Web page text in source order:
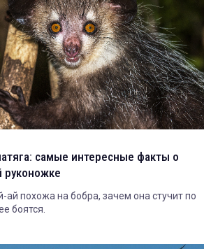
самые интересные факты о
руконожке
ай похожа на бобра, зачем она стучит по
боятся.